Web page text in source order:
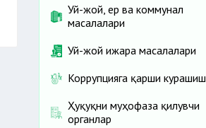
Уй-жой, ер ва коммунал
масалалари
Уй-жой ижара масалалари
Коррупцияга қарши курашиш
Ҳуқуқни муҳофаза қилувчи
органлар